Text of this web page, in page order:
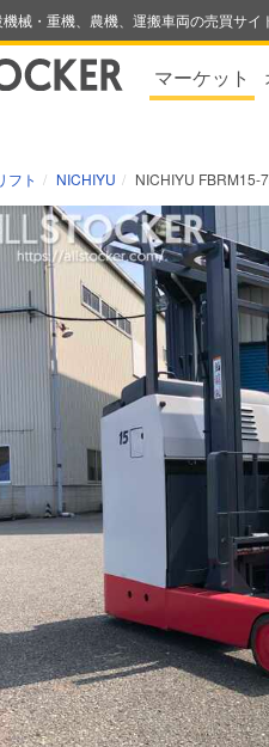
械・重機、農機、運搬車両の売買サイ
マーケット
フト NICHIYU NICHIYU FBRM15-